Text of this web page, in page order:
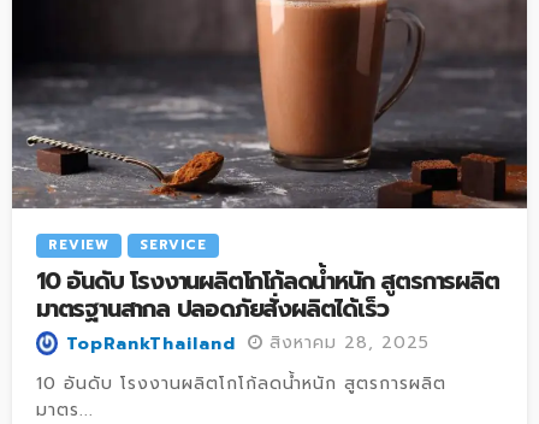
REVIEW SERVICE
10 อันดับ โรงงานผลิตโกโก้ลดน้ำหนัก สูตรการผลิต
มาตรฐานสากล ปลอดภัยสั่งผลิตได้เร็ว
TopRankThailand
สิงหาคม 28, 2025
10 อันดับ โรงงานผลิตโกโก้ลดน้ำหนัก สูตรการผลิต
มาตร...